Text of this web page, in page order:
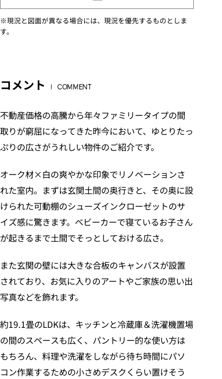
※現況と図面が異なる場合には、現況を優先するものとしま
す。
コメント COMMENT
不動産価格の高騰から年々ファミリータイプの間
取りが窮屈になってきた昨今において、ゆとりたっ
ぷりの広さがうれしい物件のご紹介です。
オーク材×白の爽やかな印象でリノベーションさ
れた室内。まずは玄関土間の奥行きと、その奥に設
けられた可動棚のシューズインクローゼットのサ
イズ感に驚きます。ベビーカーで寝ているお子さん
が起きるまで土間でそっとしておける広さ。
また玄関の壁には大きな合板のキャンバスが設置
されており、お気に入りのアートやご家族の思い出
写真などを飾れます。
約19.1畳のLDKは、キッチンと冷蔵庫＆洗濯機置場
の間のスペースも広く、パントリー的な使い方は
もちろん、料理や洗濯をしながら待ち時間にパソ
コン作業するための小さめデスクくらい置けそう